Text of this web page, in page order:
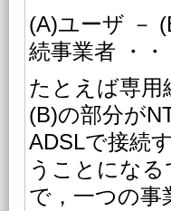
(A)ユーザ －
続事業者 ・・
たとえば専用
(B)の部分が
ADSLで接続
うことになる
で，一つの事